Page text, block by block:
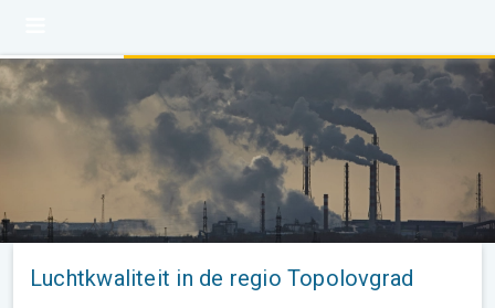
Luchtkwaliteit in de regio Topolovgrad